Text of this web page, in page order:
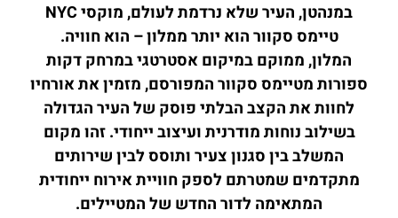
במנהטן, העיר שלא נרדמת לעולם, מוקסי NYC
טיימס סקוור הוא יותר ממלון – הוא חוויה.
המלון, ממוקם במיקום אסטרטגי במרחק דקות
ספורות מטיימס סקוור המפורסם, מזמין את אורחיו
לחוות את הקצב הבלתי פוסק של העיר הגדולה
בשילוב נוחות מודרנית ועיצוב ייחודי. זהו מקום
המשלב בין סגנון צעיר ותוסס לבין שירותים
מתקדמים שמטרתם לספק חוויית אירוח ייחודית
המתאימה לדור החדש של המטיילים.